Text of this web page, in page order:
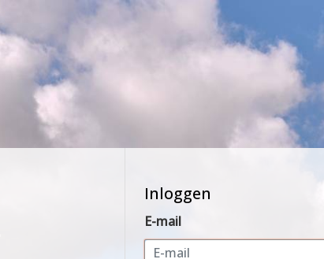
Inloggen
E-mail